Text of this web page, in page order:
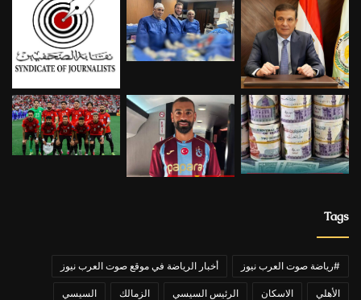
Tags
#رياضة صوت العرب نيوز أخبار الرياضة في موقع صوت العرب نيوز
الأهلي الاسكان الرئيس السيسي الزمالك السيسي